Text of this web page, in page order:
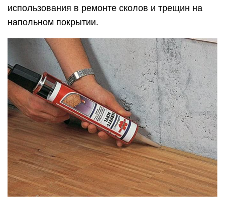
использования в ремонте сколов и трещин на
напольном покрытии.